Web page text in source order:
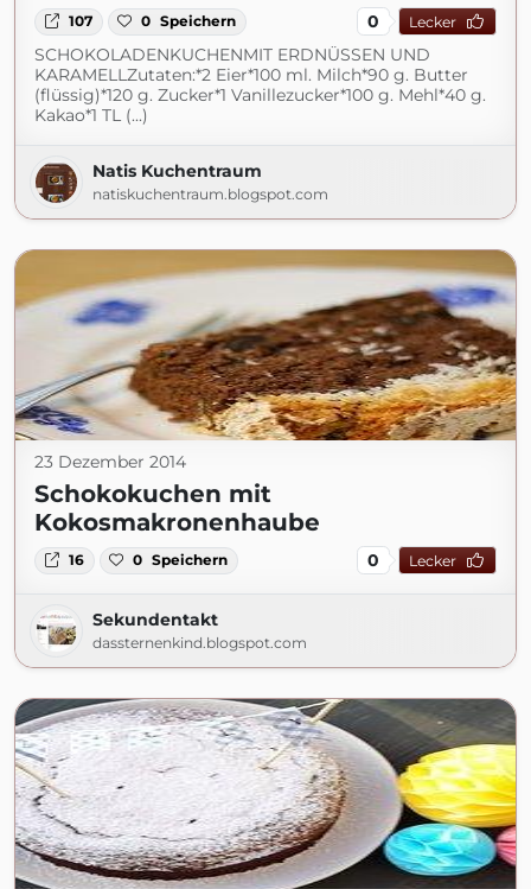
107 0 Speichern 0 Lecker
SCHOKOLADENKUCHENMIT ERDNÜSSEN UND
KARAMELLZutaten:*2 Eier*100 ml. Milch*90 g. Butter
(flüssig)*120 g. Zucker*1 Vanillezucker*100 g. Mehl*40 g.
Kakao*1 TL (...)
Natis Kuchentraum
natiskuchentraum.blogspot.com
23 Dezember 2014
Schokokuchen mit
Kokosmakronenhaube
16 0 Speichern 0 Lecker
Sekundentakt
dassternenkind.blogspot.com